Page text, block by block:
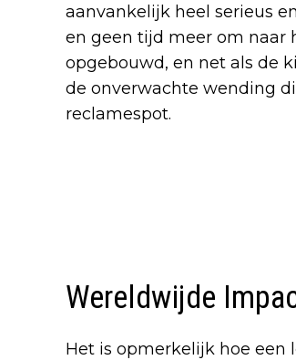
aanvankelijk heel serieus
en geen tijd meer om naar
opgebouwd, en net als de
de onverwachte wending
reclamespot.
Wereldwijde
Het is opmerkelijk hoe een